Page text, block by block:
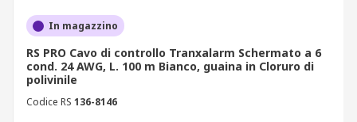
In magazzino
RS PRO Cavo di controllo Tranxalarm Schermato a 6
cond. 24 AWG, L. 100 m Bianco, guaina in Cloruro di
polivinile
Codice RS 136-8146